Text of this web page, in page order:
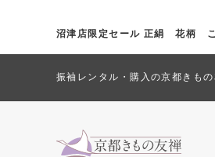
沼津店限定セール 正絹 花柄 こ
振袖レンタル・購入の京都きも